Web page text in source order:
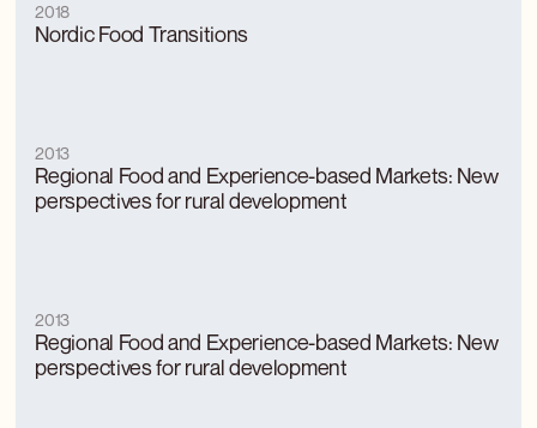
Nordic Food Transitions
2018
Regional Food and Experience-based Markets: New
perspectives for rural development
2013
Regional Food and Experience-based Markets: New
perspectives for rural development
2013